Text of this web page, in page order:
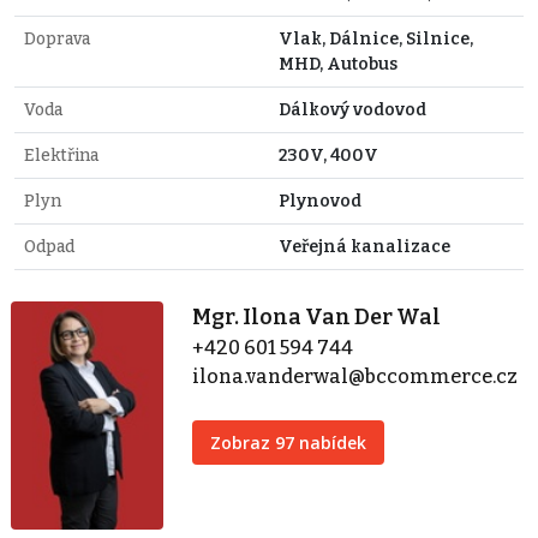
Doprava
Vlak, Dálnice, Silnice,
MHD, Autobus
Voda Dálkový vodovod
Elektřina 230V, 400V
Plyn Plynovod
Odpad Veřejná kanalizace
Mgr. Ilona Van Der Wal
+420 601 594 744
ilona.vanderwal@bccommerce.cz
Zobraz 97 nabídek